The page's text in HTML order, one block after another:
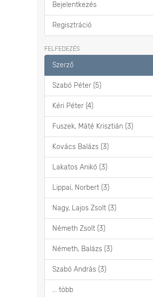
Bejelentkezés
Regisztráció
FELFEDEZÉS
Szerző
Szabó Péter (5)
Kéri Péter (4)
Fuszek, Máté Krisztián (3)
Kovács Balázs (3)
Lakatos Anikó (3)
Lippai, Norbert (3)
Nagy, Lajos Zsolt (3)
Németh Zsolt (3)
Németh, Balázs (3)
Szabó András (3)
... több